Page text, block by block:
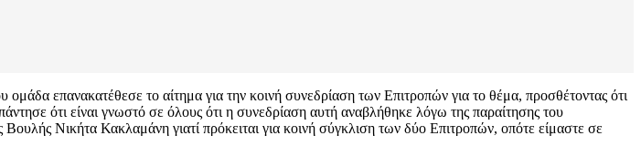
επανακατέθεσε το αίτημα για την κοινή συνεδρίαση των Επιτροπών για το θέμα, προσθέτοντας ότι
ότι είναι γνωστό σε όλους ότι η συνεδρίαση αυτή αναβλήθηκε λόγω της παραίτησης του
Νικήτα Κακλαμάνη γιατί πρόκειται για κοινή σύγκλιση των δύο Επιτροπών, οπότε είμαστε σε